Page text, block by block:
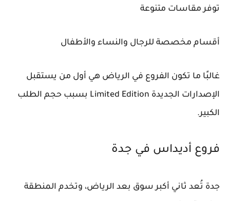
توفر مقاسات متنوعة
أقسام مخصصة للرجال والنساء والأطفال
غالبًا ما تكون الفروع في الرياض هي أول من يستقبل
الإصدارات الجديدة Limited Edition بسبب حجم الطلب
الكبير.
فروع أديداس في جدة
جدة تُعد ثاني أكبر سوق بعد الرياض، وتخدم المنطقة